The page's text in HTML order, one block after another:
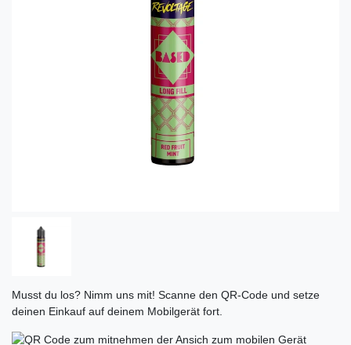
Musst du los? Nimm uns mit! Scanne den QR-Code und setze
deinen Einkauf auf deinem Mobilgerät fort.